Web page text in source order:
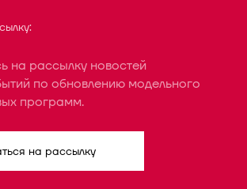
на рассылку новостей
по обновлению модельного
программ.
на рассылку